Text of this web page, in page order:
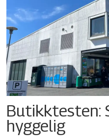
Butikktesten:
hyggelig